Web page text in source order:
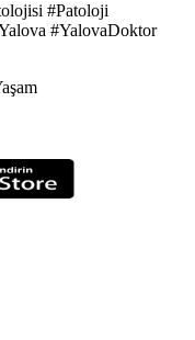
#Patoloji
#YalovaDoktor